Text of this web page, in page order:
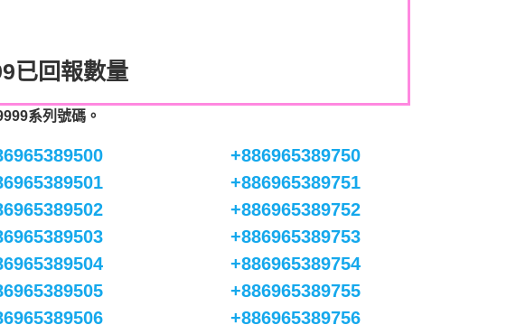
已回報數量
系列號碼。
+886965389750
+886965389751
+886965389752
+886965389753
+886965389754
+886965389755
+886965389756